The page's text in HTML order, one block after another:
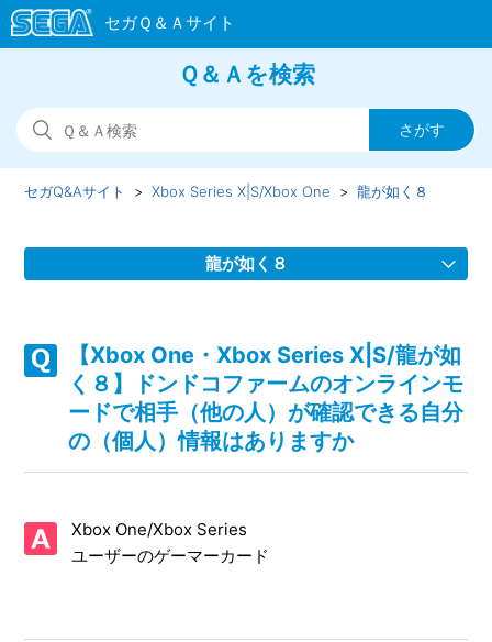
Ｑ＆Ａを検索
セガQ&Aサイト Xbox Series X|S/Xbox One 龍が如く８
龍が如く８
い合わせ先はどこですか
【Xbox One・Xbox Series X|S/龍が如く８】取扱説明書
（マニュアル）はありますか
【Xbox One・Xbox Series X|S/龍が如く８】プレイ動画や
すか
【Xbox One・Xbox Series X|S/龍が如
く８】ドンドコファームのオンラインモ
ードで相手（他の人）が確認できる自分
の（個人）情報はありますか
Xbox One/Xbox Series
ユーザーのゲーマーカード